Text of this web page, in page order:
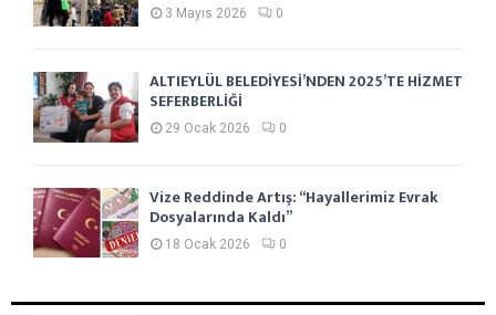
3 Mayıs 2026 0
ALTIEYLÜL BELEDİYESİ’NDEN 2025’TE HİZMET
SEFERBERLİĞİ
29 Ocak 2026 0
Vize Reddinde Artış: “Hayallerimiz Evrak
Dosyalarında Kaldı”
18 Ocak 2026 0